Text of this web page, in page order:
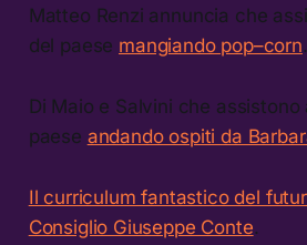
Matteo Renzi annuncia che
del paese mangiando pop–corn.
Di Maio e Salvini che assistono
paese andando ospiti da
Il curriculum fantastico del
Consiglio Giuseppe Conte.